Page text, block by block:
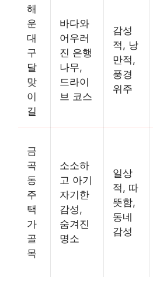
해
운
대
구
달
맞
이
길
바다와
어우러
진 은행
나무,
드라이
브 코스
감성
적, 낭
만적,
풍경
위주
금
곡
동
주
택
가
골
목
소소하
고 아기
자기한
감성,
숨겨진
명소
일상
적, 따
뜻함,
동네
감성